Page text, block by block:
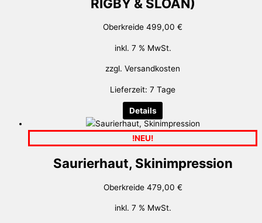
Oberkreide 499,00 €
inkl. 7 % MwSt.
zzgl. Versandkosten
Lieferzeit: 7 Tage
Details
!NEU!
Saurierhaut, Skinimpression
Oberkreide 479,00 €
inkl. 7 % MwSt.